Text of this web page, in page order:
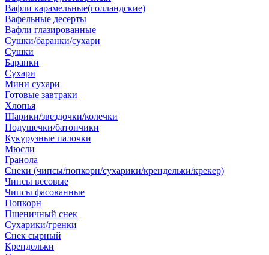
Вафли карамельные(голландские)
Вафельные десерты
Вафли глазированные
Сушки/баранки/сухари
Сушки
Баранки
Сухари
Мини сухари
Готовые завтраки
Хлопья
Шарики/звездочки/колечки
Подушечки/батончики
Кукурузные палочки
Мюсли
Гранола
Снеки (чипсы/попкорн/сухарики/крендельки/крекер)
Чипсы весовые
Чипсы фасованные
Попкорн
Пшеничный снек
Сухарики/гренки
Снек сырный
Крендельки